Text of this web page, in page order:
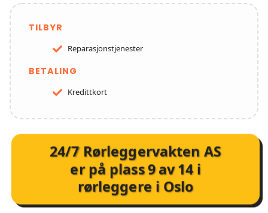
TILBYR
Reparasjonstjenester
BETALING
Kredittkort
24/7 Rørleggervakten AS
er på plass9av14 i
rørleggere i Oslo